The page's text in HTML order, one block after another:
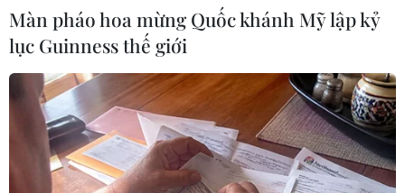
Màn pháo hoa mừng Quốc khánh Mỹ lập kỷ
lục Guinness thế giới